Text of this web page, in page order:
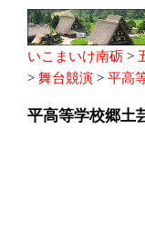
いこまいけ南砺 >
> 舞台競演 > 平高
平高等学校郷土